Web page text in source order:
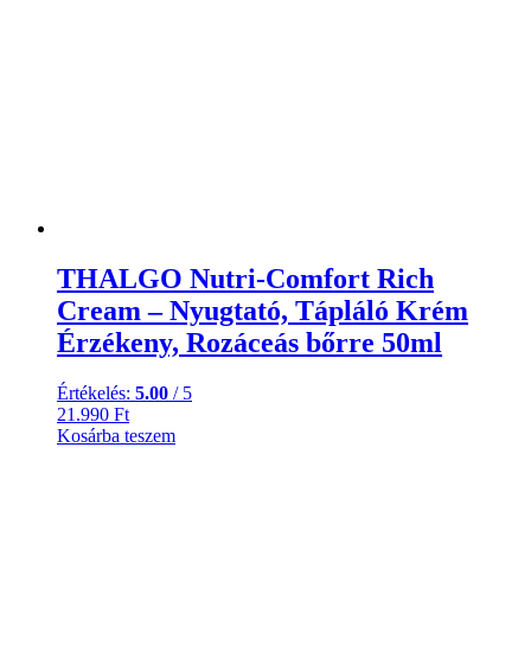
THALGO Nutri-Comfort Rich
Cream – Nyugtató, Tápláló Krém
Érzékeny, Rozáceás bőrre 50ml
Értékelés: 5.00 / 5
21.990 Ft
Kosárba teszem